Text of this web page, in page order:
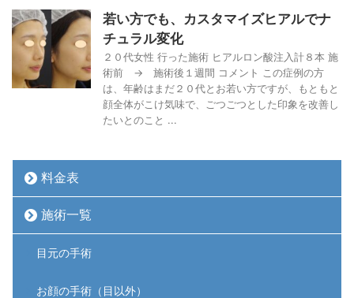
若い方でも、カスタマイズヒアルでナ
チュラル変化
２０代女性 行った施術 ヒアルロン酸注入計８本 施
術前 → 施術後１週間 コメント この症例の方
は、年齢はまだ２０代とお若い方ですが、もともと
顔全体がこけ気味で、ごつごつとした印象を改善し
たいとのこと ...
料金表
施術一覧
目元の手術
お顔の手術（目以外）